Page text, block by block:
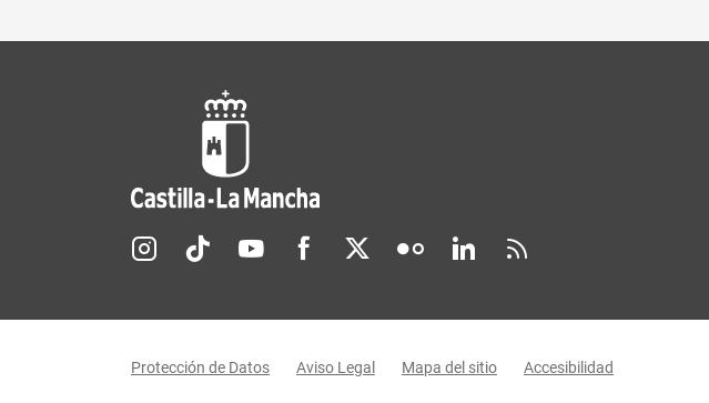
Redes sociales JCCM
Protección de Datos Aviso Legal Mapa del sitio Accesibilidad